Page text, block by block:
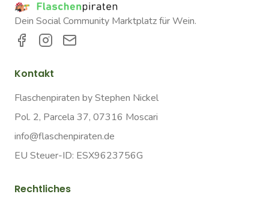
Dein Social Community Marktplatz für Wein.
Kontakt
Flaschenpiraten by Stephen Nickel
Pol. 2, Parcela 37, 07316 Moscari
info@flaschenpiraten.de
EU Steuer-ID: ESX9623756G
Rechtliches